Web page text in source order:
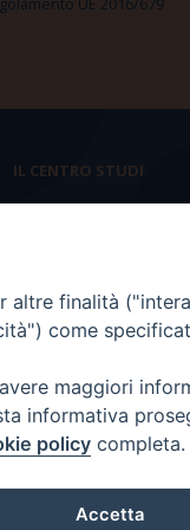
IL CENTRO STUDI
Presidenza e ufficio
Coordinamento
altre finalità
come
maggiori
informativa
policy completa.
Accetta